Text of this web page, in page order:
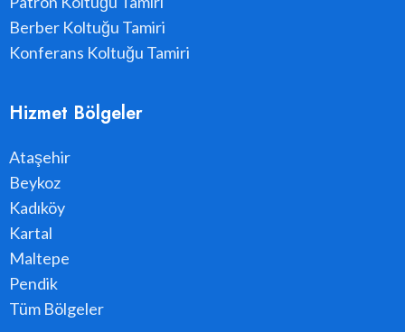
Berber Koltuğu Tamiri
Konferans Koltuğu Tamiri
Hizmet Bölgeler
Ataşehir
Beykoz
Kadıköy
Kartal
Maltepe
Pendik
Tüm Bölgeler